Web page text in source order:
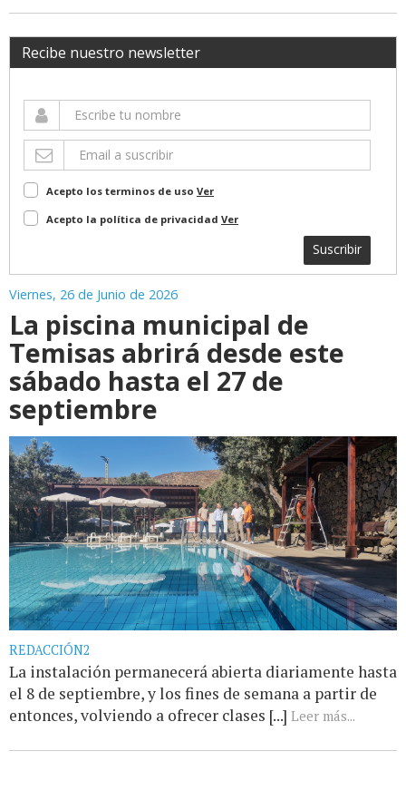
Recibe nuestro newsletter
Acepto los terminos de uso Ver
Acepto la política de privacidad Ver
Suscribir
Viernes, 26 de Junio de 2026
La piscina municipal de
Temisas abrirá desde este
sábado hasta el 27 de
septiembre
REDACCIÓN2
La instalación permanecerá abierta diariamente hasta
el 8 de septiembre, y los fines de semana a partir de
entonces, volviendo a ofrecer clases [...] Leer más...